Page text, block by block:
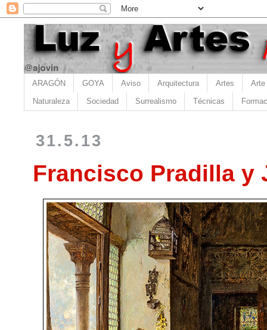
ARAGÓN GOYA Aviso Arquitectura Artes Arte
Naturaleza Sociedad Surrealismo Técnicas
31.5.13
Francisco Pradilla y